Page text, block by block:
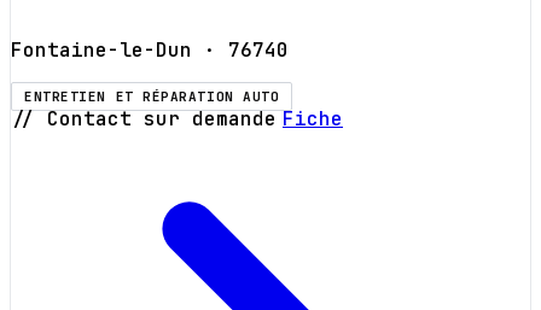
Fontaine-le-Dun · 76740
ENTRETIEN ET RÉPARATION AUTO
// Contact sur demande Fiche